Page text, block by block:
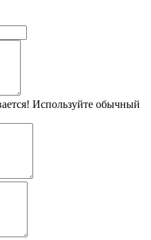
Используйте обычный